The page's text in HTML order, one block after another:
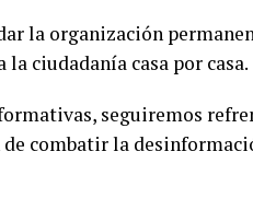
la organización
ciudadanía casa por casa.
seguiremos
combatir la